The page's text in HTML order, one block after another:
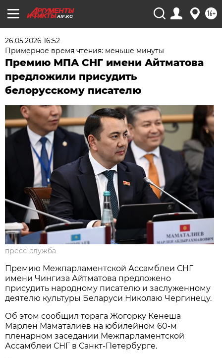
AIF.KG 16+
26.05.2026 16:52
Примерное время чтения: меньше минуты
Премию МПА СНГ имени Айтматова
предложили присудить
белорусскому писателю
пресс-служба
Премию Межпарламентской Ассамблеи СНГ
имени Чингиза Айтматова предложено
присудить народному писателю и заслуженному
деятелю культуры Беларуси Николаю Чергинецу.
Об этом сообщил торага Жогорку Кенеша
Марлен Маматалиев на юбилейном 60-м
пленарном заседании Межпарламентской
Ассамблеи СНГ в Санкт-Петербурге.